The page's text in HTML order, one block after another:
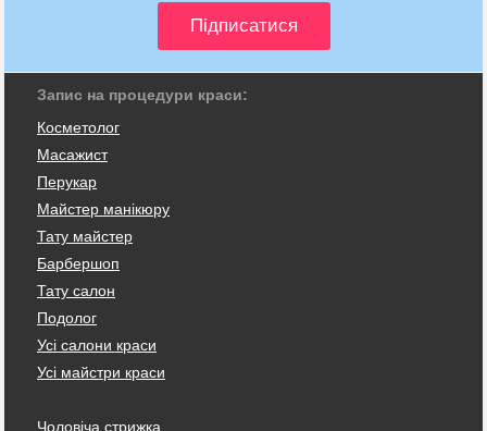
Запис на процедури краси:
Косметолог
Масажист
Перукар
Майстер манікюру
Тату майстер
Барбершоп
Тату салон
Подолог
Усі салони краси
Усі майстри краси
Чоловіча стрижка